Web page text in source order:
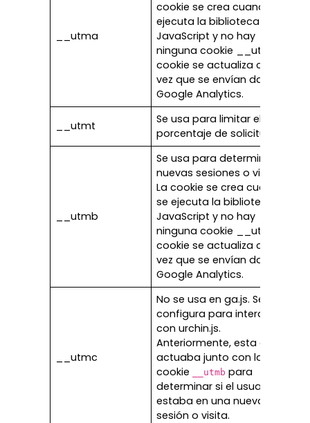
__utma
cookie se crea cuando se
ejecuta la biblioteca
JavaScript y no hay
ninguna cookie __utma. La
cookie se actualiza cada
vez que se envían datos a
Google Analytics.
__utmt
Se usa para limitar el
porcentaje de solicitudes.
__utmb
Se usa para determinar
nuevas sesiones o visitas.
La cookie se crea cuando
se ejecuta la biblioteca
JavaScript y no hay
ninguna cookie __utmb. La
cookie se actualiza cada
vez que se envían datos a
Google Analytics.
__utmc
No se usa en ga.js. Se
configura para interactuar
con urchin.js.
Anteriormente, esta cookie
actuaba junto con la
cookie
__utmb para
determinar si el usuario
estaba en una nueva
sesión o visita.